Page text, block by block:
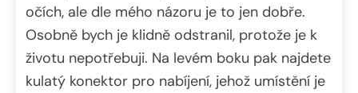
očích, ale dle mého názoru je to jen dobře.
Osobně bych je klidně odstranil, protože je k
životu nepotřebuji. Na levém boku pak najdete
kulatý konektor pro nabíjení, jehož umístění je